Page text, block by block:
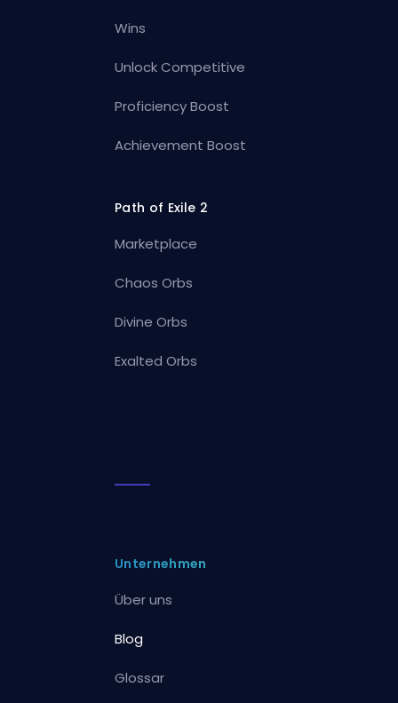
Wins
Unlock Competitive
Proficiency Boost
Achievement Boost
Path of Exile 2
Marketplace
Chaos Orbs
Divine Orbs
Exalted Orbs
Unternehmen
Über uns
Blog
Glossar